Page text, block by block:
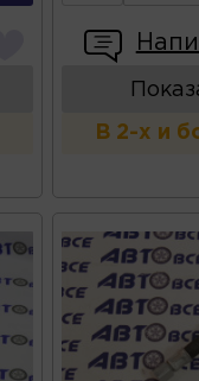
В 2-х и